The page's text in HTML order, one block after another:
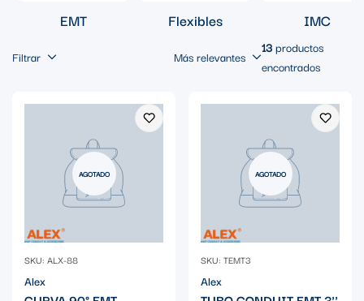
EMT Flexibles IMC
Filtrar Más relevantes
13productos
encontrados
AGOTADO
SKU: ALX-88
Alex
AGOTADO
SKU: TEMT3
Alex